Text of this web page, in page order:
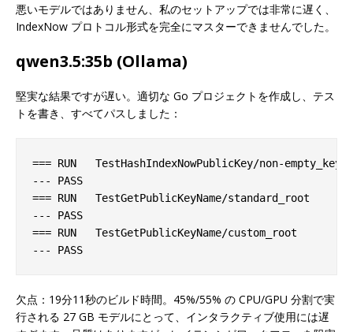
悪いモデルではありません、私のセットアップでは非常に遅く、
IndexNow プロトコル形式を完全にマスターできませんでした。
qwen3.5:35b (Ollama)
堅実な結果ですが遅い。適切な Go プロジェクトを作成し、テス
トを書き、すべてパスしました：
=== RUN   TestHashIndexNowPublicKey/non-empty_key
--- PASS
=== RUN   TestGetPublicKeyName/standard_root
--- PASS
=== RUN   TestGetPublicKeyName/custom_root
欠点：19分11秒のビルド時間。45%/55% の CPU/GPU 分割で実
行される 27 GB モデルにとって、インタラクティブ使用には遅